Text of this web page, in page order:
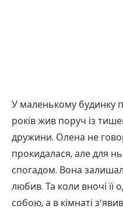
У маленькому будинку
років жив поруч із
дружини. Олена не
прокидалася, але для
спогадом. Вона
любив. Та коли вночі її
собою, а в кімнаті